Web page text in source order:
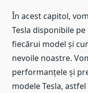
În acest capitol,
Tesla disponibile
fiecărui model și
nevoile noastre.
performanțele și
modele Tesla,